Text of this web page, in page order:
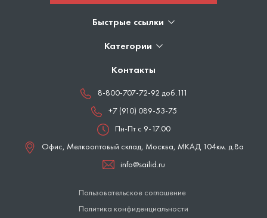
Быстрые ссылки
Категории
Контакты
8-800-707-72-92 доб.111
+7 (910) 089-53-75
Пн-Пт с 9-17.00
Офис, Мелкооптовый склад, Москва, МКАД 104км. д.8а
info@sailid.ru
Пользовательское соглашение
Политика конфиденциальности